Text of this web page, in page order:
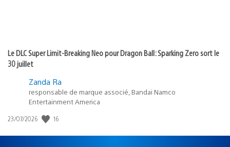
Le DLC Super Limit-Breaking Neo pour Dragon Ball: Sparking Zero sort le
30 juillet
Zanda Ra
responsable de marque associé, Bandai Namco
Entertainment America
Date
publication
23/07/2026 16